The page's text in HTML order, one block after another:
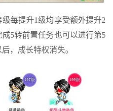
每提升1级均享受额外提升2
5转前置任务也可以进行第5
，成长特权消失。